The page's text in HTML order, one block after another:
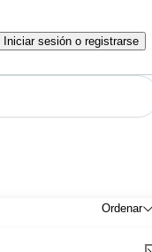
Iniciar sesión o registrarse
Ordenar